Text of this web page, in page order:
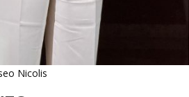
Nicolis